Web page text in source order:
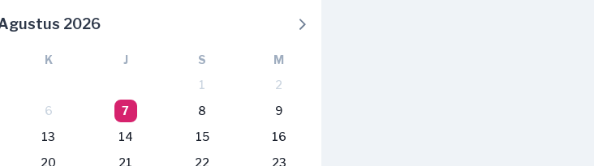
2026
K J S
M
1
2
6 7 8
9
13 14 15
16
20 21 22 23